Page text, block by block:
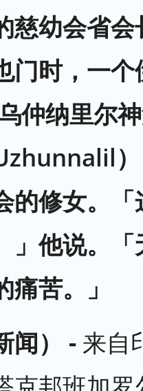
慈幼会省
门时，一
仲纳里尔
的修女。
」他说。
苦。」
闻） - 来自